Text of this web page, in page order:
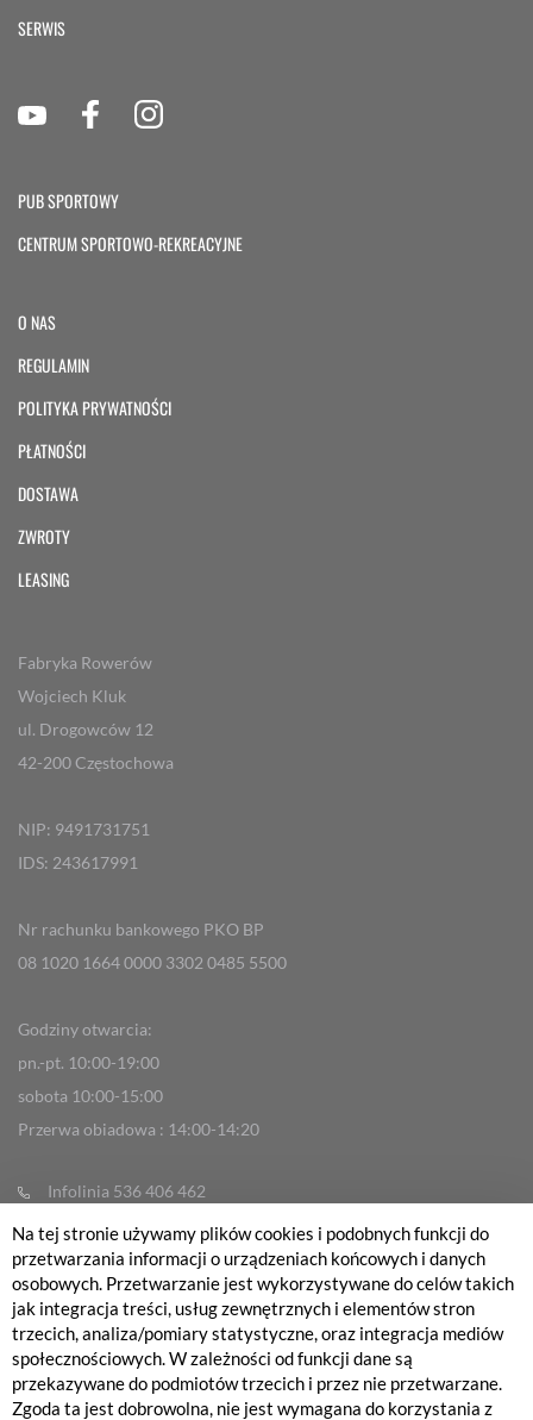
SERWIS
PUB SPORTOWY
CENTRUM SPORTOWO-REKREACYJNE
O NAS
REGULAMIN
POLITYKA PRYWATNOŚCI
PŁATNOŚCI
DOSTAWA
ZWROTY
LEASING
Fabryka Rowerów
Wojciech Kluk
ul. Drogowców 12
42-200 Częstochowa
NIP: 9491731751
IDS: 243617991
Nr rachunku bankowego PKO BP
08 1020 1664 0000 3302 0485 5500
Godziny otwarcia:
pn.-pt. 10:00-19:00
sobota 10:00-15:00
Przerwa obiadowa : 14:00-14:20
Infolinia 536 406 462
info@fabrykarowerow.com
Reklamacje
sklep@fabrykarowerow.com
Serwis 505 700 393
serwis@fabrykarowerow.com
Bikefitting 451 159 109
Na tej stronie używamy plików cookies i podobnych funkcji do
przetwarzania informacji o urządzeniach końcowych i danych
osobowych. Przetwarzanie jest wykorzystywane do celów takich
jak integracja treści, usług zewnętrznych i elementów stron
trzecich, analiza/pomiary statystyczne, oraz integracja mediów
społecznościowych. W zależności od funkcji dane są
przekazywane do podmiotów trzecich i przez nie przetwarzane.
Zgoda ta jest dobrowolna, nie jest wymagana do korzystania z